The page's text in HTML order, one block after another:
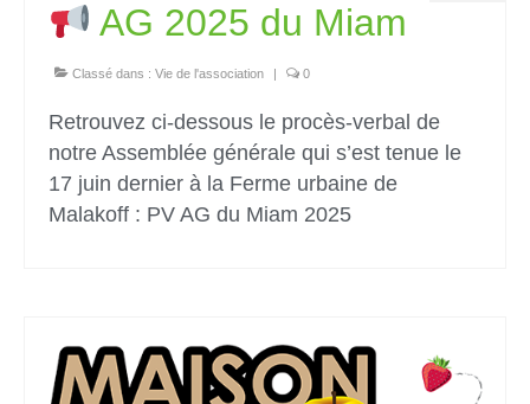
AG 2025 du Miam
Classé dans : Vie de l'association 0
Retrouvez ci-dessous le procès-verbal de
notre Assemblée générale qui s’est tenue le
17 juin dernier à la Ferme urbaine de
Malakoff : PV AG du Miam 2025